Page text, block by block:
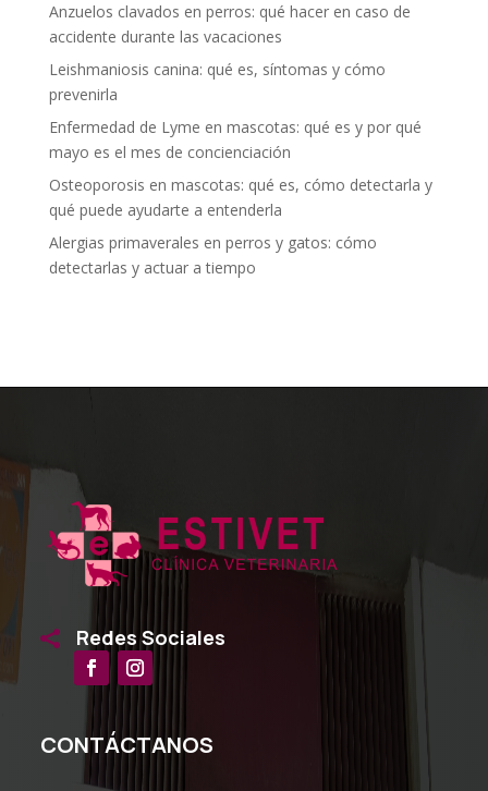
Anzuelos clavados en perros: qué hacer en caso de
accidente durante las vacaciones
Leishmaniosis canina: qué es, síntomas y cómo
prevenirla
Enfermedad de Lyme en mascotas: qué es y por qué
mayo es el mes de concienciación
Osteoporosis en mascotas: qué es, cómo detectarla y
qué puede ayudarte a entenderla
Alergias primaverales en perros y gatos: cómo
detectarlas y actuar a tiempo
 Redes Sociales
CONTÁCTANOS